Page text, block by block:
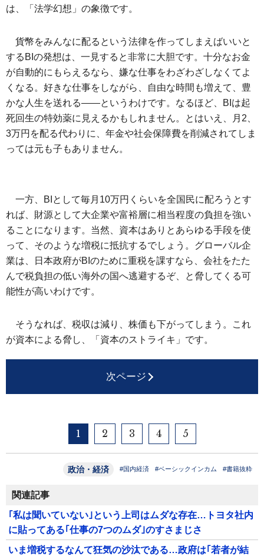
は、「法学幻想」の象徴です。
貨幣をみんなに配るという法律を作ってしまえばいいと
するBIの発想は、一見すると非常に大胆です。十分なお金
が自動的にもらえるなら、嫌な仕事をわざわざしなくてよ
くなる。好きな仕事をしながら、自由な時間も増えて、豊
かな人生を送れる――というわけです。なるほど、BIは起
死回生の特効薬に見えるかもしれません。とはいえ、月2、
3万円を配る代わりに、年金や社会保障費を削減されてしま
っては元も子もありません。
一方、BIとして毎月10万円くらいを全国民に配ろうとす
れば、財源として大企業や富裕層に相当程度の負担を強い
ることになります。当然、資本はありとあらゆる手段を使
って、そのような増税に抵抗するでしょう。グローバル企
業は、日本政府がBIのために重税を課すなら、会社をたた
んで税負担の低い海外の国へ逃避するぞ、と脅してくる可
能性が高いわけです。
そうなれば、税収は減り、株価も下がってしまう。これ
が資本による脅し、「資本のストライキ」です。
次ページ
1 2 3 4 5
政治・経済 #国内経済 #ベーシックインカム #書籍抜粋
関連記事
｢私は聞いていない｣という上司はムダな存在…トヨタ社内
に貼ってある｢仕事の7つのムダ｣のすさまじさ
いま増税するなんて狂気の沙汰である…政府は｢若者が結